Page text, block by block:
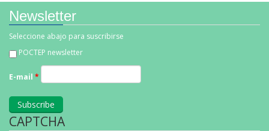
Newsletter
Seleccione abajo para suscribirse
POCTEP newsletter
E-mail *
CAPTCHA